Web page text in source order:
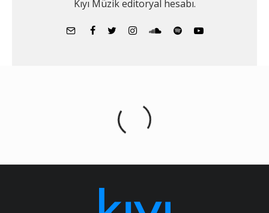
Kıyı Müzik editoryal hesabı.